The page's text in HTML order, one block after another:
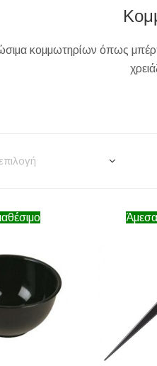
κομμωτηρίων όπως